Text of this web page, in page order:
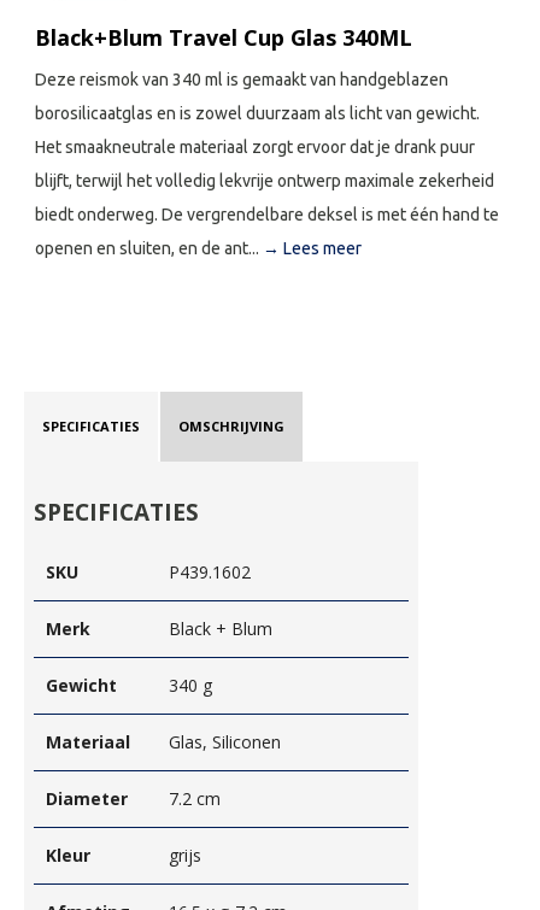
Black+Blum Travel Cup Glas 340ML
Deze reismok van 340 ml is gemaakt van handgeblazen
borosilicaatglas en is zowel duurzaam als licht van gewicht.
Het smaakneutrale materiaal zorgt ervoor dat je drank puur
blijft, terwijl het volledig lekvrije ontwerp maximale zekerheid
biedt onderweg. De vergrendelbare deksel is met één hand te
openen en sluiten, en de ant... → Lees meer
SPECIFICATIES OMSCHRIJVING
SPECIFICATIES
SKU P439.1602
Merk Black + Blum
Gewicht 340 g
Materiaal Glas, Siliconen
Diameter 7.2 cm
Kleur grijs